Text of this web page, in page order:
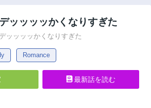
ッッッッかくなりすぎた
ッッッッかくなりすぎた
Romance
最新話を読む